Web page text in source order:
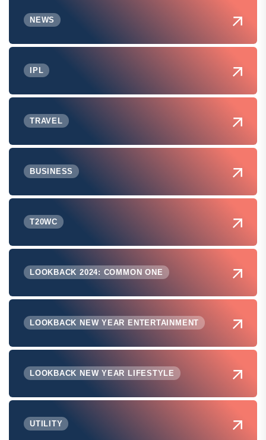
NEWS
IPL
TRAVEL
BUSINESS
T20WC
LOOKBACK 2024: COMMON ONE
LOOKBACK NEW YEAR ENTERTAINMENT
LOOKBACK NEW YEAR LIFESTYLE
UTILITY